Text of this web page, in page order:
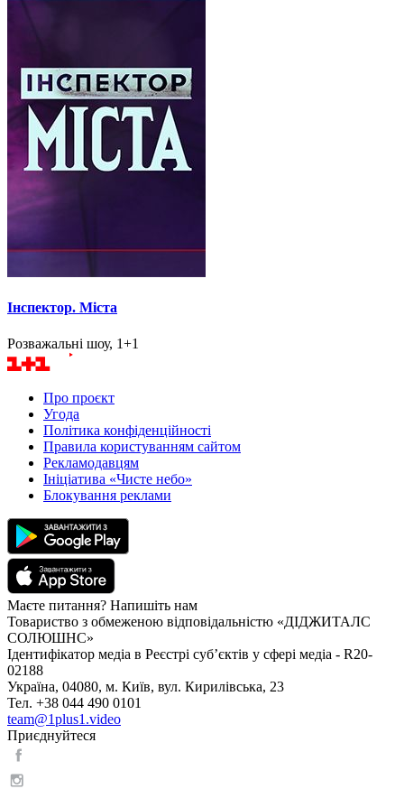
Інспектор. Міста
Розважальні шоу, 1+1
Про проєкт
Угода
Політика конфіденційності
Правила користуванням сайтом
Рекламодавцям
Ініціатива «Чисте небо»
Блокування реклами
Маєте питання? Напишіть нам
Товариство з обмеженою відповідальністю «ДІДЖИТАЛС
СОЛЮШНС»
Ідентифікатор медіа в Реєстрі суб’єктів у сфері медіа - R20-
02188
Україна, 04080, м. Київ, вул. Кирилівська, 23
Тел. +38 044 490 0101
team@1plus1.video
Приєднуйтеся